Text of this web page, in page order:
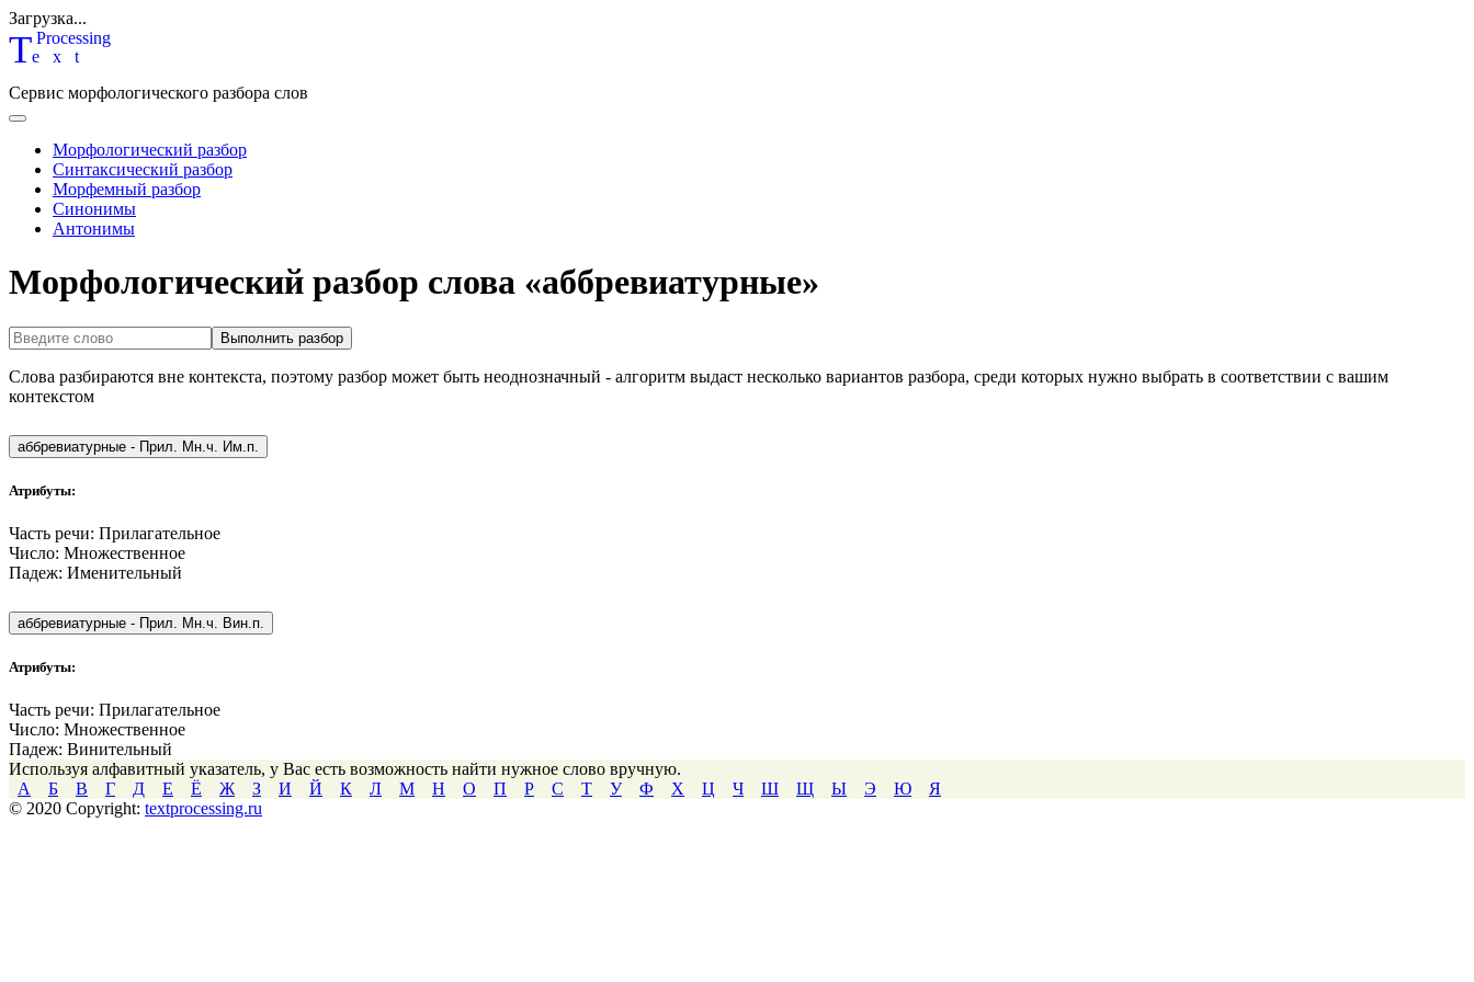
Загрузка...
Text
Processing
Сервис морфологического разбора слов
Морфологический разбор
Синтаксический разбор
Морфемный разбор
Синонимы
Антонимы
Морфологический разбор слова «аббревиатурные»
Выполнить разбор
Слова разбираются вне контекста, поэтому разбор может быть неоднозначный - алгоритм выдаст несколько вариантов разбора, среди которых нужно выбрать в соответствии с вашим
контекстом
аббревиатурные - Прил. Мн.ч. Им.п.
Атрибуты:
Часть речи: Прилагательное
Число: Множественное
Падеж: Именительный
аббревиатурные - Прил. Мн.ч. Вин.п.
Атрибуты:
Часть речи: Прилагательное
Число: Множественное
Падеж: Винительный
Используя алфавитный указатель, у Вас есть возможность найти нужное слово вручную.
А
Б В Г Д Е Ё Ж З И Й К Л М Н О П Р С Т У Ф Х Ц Ч Ш Щ Ы Э Ю
Я
© 2020 Copyright: textprocessing.ru